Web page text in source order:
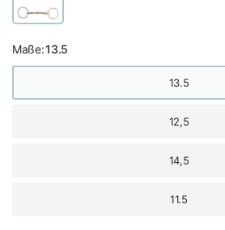
Maße:13.5
13.5
12,5
14,5
11.5